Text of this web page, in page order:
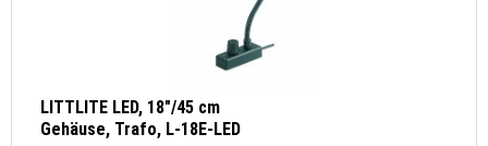
LITTLITE LED, 18"/45 cm
Gehäuse, Trafo, L-18E-LED